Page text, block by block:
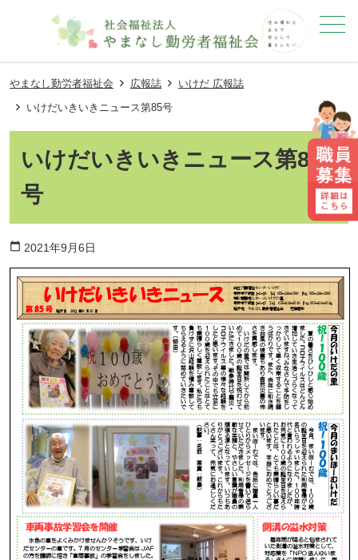
メニュー
やまなし勤労者福祉会 広報誌
いけだ 広報誌
いけだいきいきニュース第85号
いけだいきいきニュース第85
号
calendar_today 2021年9月6日